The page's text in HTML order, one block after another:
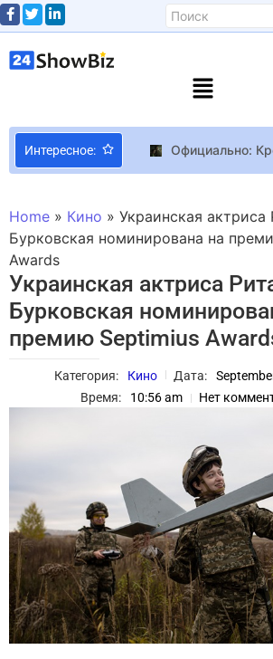
Интересное:
Home » Кино » Украинская актриса
Бурковская номинирована на
Awards
Украинская актриса
Бурковская
премию Septimius
Категория: Кино Дата:
Время:
10:56 am Нет